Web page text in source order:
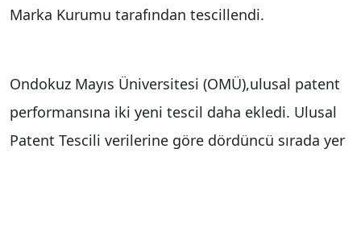
Marka Kurumu tarafından tescillendi.
Ondokuz Mayıs Üniversitesi (OMÜ),ulusal patent
performansına iki yeni tescil daha ekledi. Ulusal
Patent Tescili verilerine göre dördüncü sırada yer